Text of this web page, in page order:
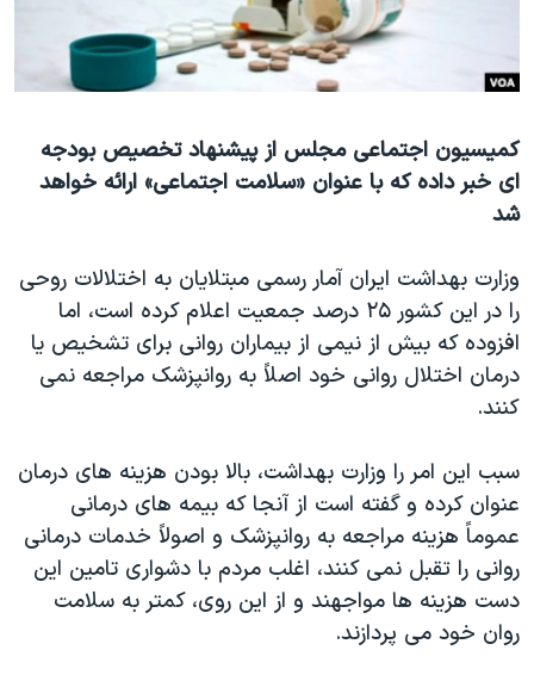
فرهنگ و زندگی
علم و فناوری
اسرائیل در جنگ
آرشیو پخش زنده
انتخابات ریاست جمهوری آمریکا ۲۰۲۴
رمز مهسا
ورزش زنان در ایران
مجموعه مستندهای دادخواهی
تریبونال مردمی آبان ۹۸
دادگاه حمید نوری
چهل سال گروگان‌گیری
اعتراضات مردمی آبان ۹۸
اسرائیل در جنگ
نرگس محمدی برنده جایزه نوبل صلح
همایش محافظه‌کاران آمریکا «سی‌پک»
زبانهای مختلف
کمیسیون اجتماعی مجلس از پیشنهاد تخصیص بودجه
ای خبر داده که با عنوان «سلامت اجتماعی» ارائه خواهد
شد
وزارت بهداشت ایران آمار رسمی مبتلایان به اختلالات روحی
را در این کشور ۲۵ درصد جمعیت اعلام کرده است، اما
افزوده که بیش از نیمی از بیماران روانی برای تشخیص یا
درمان اختلال روانی خود اصلاً به روانپزشک مراجعه نمی
کنند.
سبب این امر را وزارت بهداشت، بالا بودن هزینه های درمان
عنوان کرده و گفته است از آنجا که بیمه های درمانی
عموماً هزینه مراجعه به روانپزشک و اصولاً خدمات درمانی
روانی را تقبل نمی کنند، اغلب مردم با دشواری تامین این
دست هزینه ها مواجهند و از این روی، کمتر به سلامت
روان خود می پردازند.